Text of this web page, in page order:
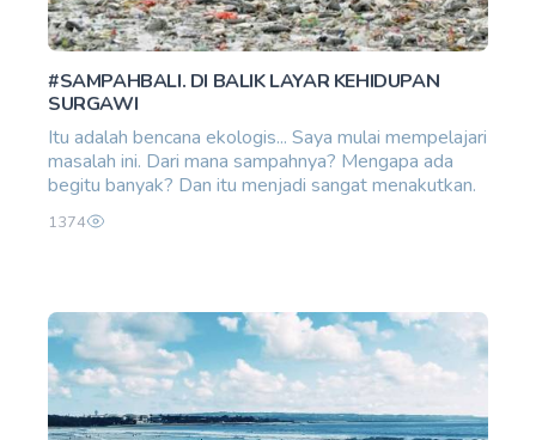
#SAMPAHBALI. DI BALIK LAYAR KEHIDUPAN
SURGAWI
Itu adalah bencana ekologis... Saya mulai mempelajari
masalah ini. Dari mana sampahnya? Mengapa ada
begitu banyak? Dan itu menjadi sangat menakutkan.
1374